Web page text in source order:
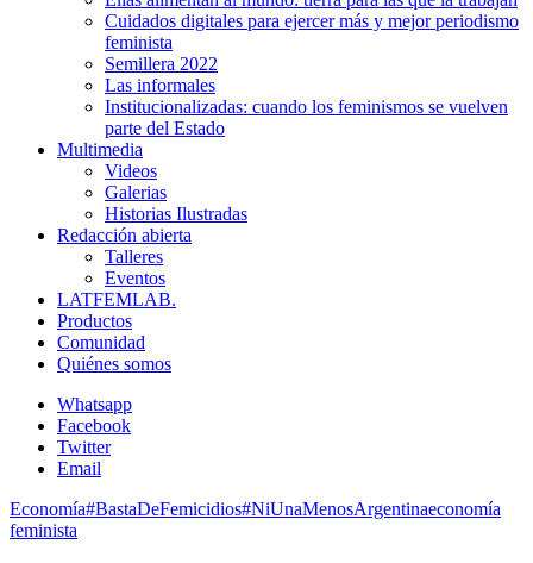
Cuidados digitales para ejercer más y mejor periodismo
feminista
Semillera 2022
Las informales
Institucionalizadas: cuando los feminismos se vuelven
parte del Estado
Multimedia
Videos
Galerias
Historias Ilustradas
Redacción abierta
Talleres
Eventos
LATFEMLAB.
Productos
Comunidad
Quiénes somos
Whatsapp
Facebook
Twitter
Email
Economía#BastaDeFemicidios#NiUnaMenosArgentinaeconomía
feminista